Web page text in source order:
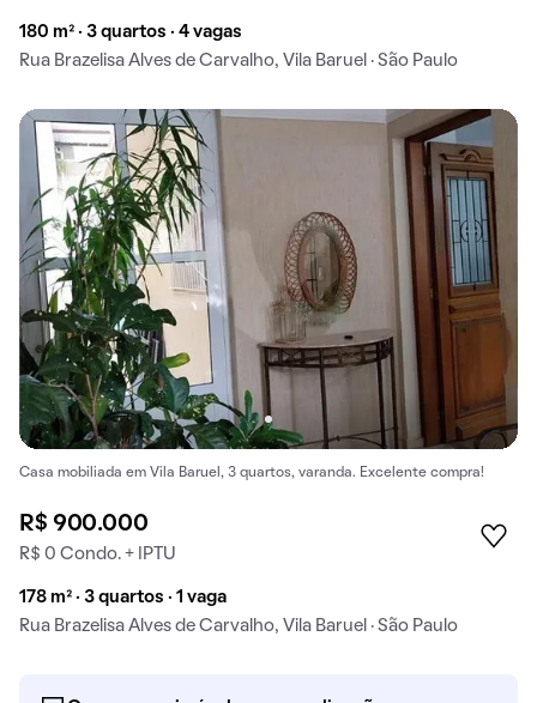
180 m² · 3 quartos · 4 vagas
Rua Brazelisa Alves de Carvalho, Vila Baruel · São Paulo
Casa mobiliada em Vila Baruel, 3 quartos, varanda. Excelente compra!
R$ 900.000
R$ 0 Condo. + IPTU
178 m² · 3 quartos · 1 vaga
Rua Brazelisa Alves de Carvalho, Vila Baruel · São Paulo